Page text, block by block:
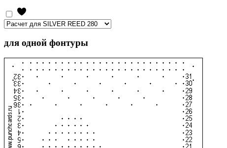
для одной фонтуры